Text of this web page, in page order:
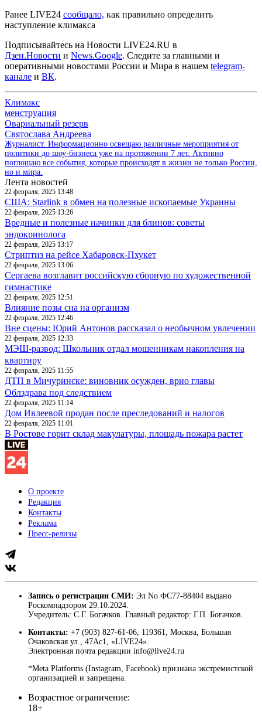
Ранее LIVE24 сообщало, как правильно определить
наступление климакса
Подписывайтесь на Новости LIVE24.RU в
Дзен.Новости и News.Google. Следите за главными и
оперативными новостями России и Мира в нашем telegram-
канале и ВК.
Климакс
менструация
Овариальный резерв
Святослава Андреева
Журналист. Информационно освещаю различные мероприятия от
политики до шоу-бизнеса уже на протяжении 7 лет. Активно
поглощаю все события, которые происходят в жизни не только России,
но и мира.
Лента новостей
22 февраля, 2025 13:48
США: Starlink в обмен на полезные ископаемые Украины
22 февраля, 2025 13:26
Вредные и полезные начинки для блинов: советы
эндокринолога
22 февраля, 2025 13:17
Стриптиз на рейсе Хабаровск-Пхукет
22 февраля, 2025 13:06
Сергаева возглавит российскую сборную по художественной
гимнастике
22 февраля, 2025 12:51
Влияние позы сна на организм
22 февраля, 2025 12:46
Вне сцены: Юрий Антонов рассказал о необычном увлечении
22 февраля, 2025 12:33
МЭШ-развод: Школьник отдал мошенникам накопления на
квартиру
22 февраля, 2025 11:55
ДТП в Мичуринске: виновник осужден, врио главы
Облздрава под следствием
22 февраля, 2025 11:14
Дом Ивлеевой продан после преследований и налогов
22 февраля, 2025 11:01
В Ростове горит склад макулатуры, площадь пожара растет
О проекте
Редакция
Контакты
Реклама
Пресс-релизы
Запись о регистрации СМИ: Эл No ФС77-88404 выдано
Роскомнадзором 29.10.2024.
Учредитель: С.Г. Богачков. Главный редактор: Г.П. Богачков.
Контакты: +7 (903) 827-61-06, 119361, Москва, Большая
Очаковская ул., 47Ас1, «LIVE24».
Электронная почта редакции info@live24.ru
*Meta Platforms (Instagram, Facebook) признана экстремистской
организацией и запрещена.
Возрастное ограничение:
18+